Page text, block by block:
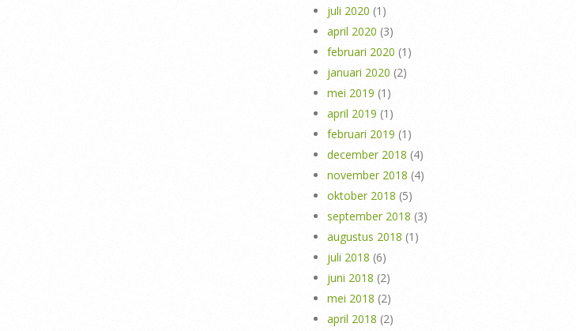
juli 2020 (1)
april 2020 (3)
februari 2020 (1)
januari 2020 (2)
mei 2019 (1)
april 2019 (1)
februari 2019 (1)
december 2018 (4)
november 2018 (4)
oktober 2018 (5)
september 2018 (3)
augustus 2018 (1)
juli 2018 (6)
juni 2018 (2)
mei 2018 (2)
april 2018 (2)